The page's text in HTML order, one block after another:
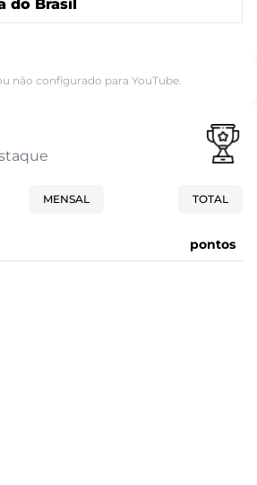
do Brasil
não configurado para YouTube.
MENSAL TOTAL
pontos